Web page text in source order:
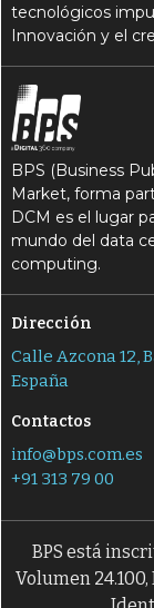
tecnológicos
Innovación y el
BPS (Business
Market, forma
DCM es el lugar
mundo del data
computing.
Dirección
Calle Azcona 12,
España
Contactos
info@bps.com.es
+91 313 79 00
BPS está
Volumen